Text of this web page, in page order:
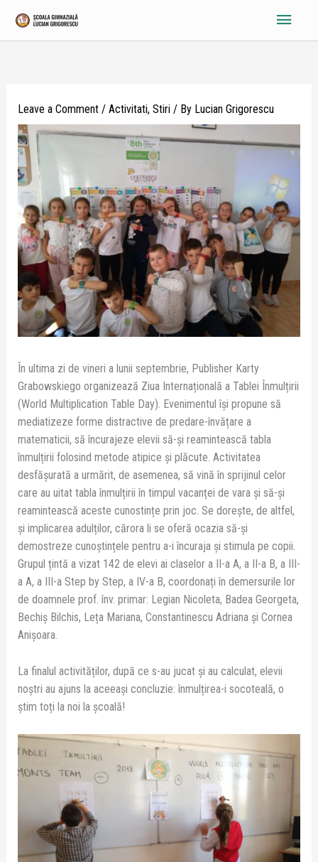
content
Main
Leave a Comment / Activitati, Stiri/ By Lucian Grigorescu
În ultima zi de vineri a lunii septembrie, Publisher Karty
Grabowskiego organizează Ziua Internațională a Tablei Înmulțirii
(World Multiplication Table Day). Evenimentul își propune să
mediatizeze forme distractive de predare-învățare a
matematicii, să încurajeze elevii să-și reamintească tabla
înmulțirii folosind metode atipice și plăcute. Activitatea
desfășurată a urmărit, de asemenea, să vină în sprijinul celor
care au uitat tabla înmulțirii în timpul vacanței de vara și să-și
reamintească aceste cunostințe prin joc. Se dorește, de altfel,
și implicarea adulților, cărora li se oferă ocazia să-și
demostreze cunoștințele pentru a-i încuraja și stimula pe copii.
Grupul țintă a vizat 142 de elevi ai claselor a II-a A, a II-a B, a III-
a A, a III-a Step by Step, a IV-a B, coordonați în demersurile lor
de doamnele prof. înv. primar: Legian Nicoleta, Badea Georgeta,
Bechiș Bilchis, Leța Mariana, Constantinescu Adriana și Cornea
Anișoara.
La finalul activităților, după ce s-au jucat și au calculat, elevii
noștri au ajuns la aceeași concluzie: înmulțirea-i socoteală, o
știm toți la noi la școală!